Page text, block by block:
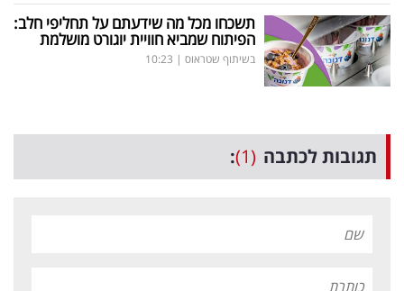
תשכחו מכל מה שידעתם על תחליפי חלב:
הפיתוח שמביא חוויית יוגורט מושלמת
בשיתוף שטראוס |
10:23
תגובות לכתבה (1)
: